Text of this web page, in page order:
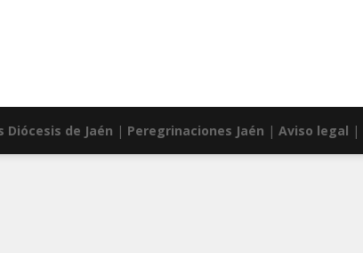
de Jaén | Peregrinaciones Jaén | Aviso legal |